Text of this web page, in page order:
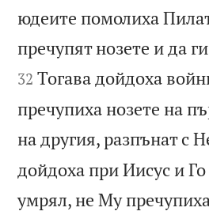
юдеите помолиха
пречупят нозете и да
32 Тогава дойдоха
пречупиха нозете на
на другия, разпънат с
дойдоха при Иисус и
умрял, не Му